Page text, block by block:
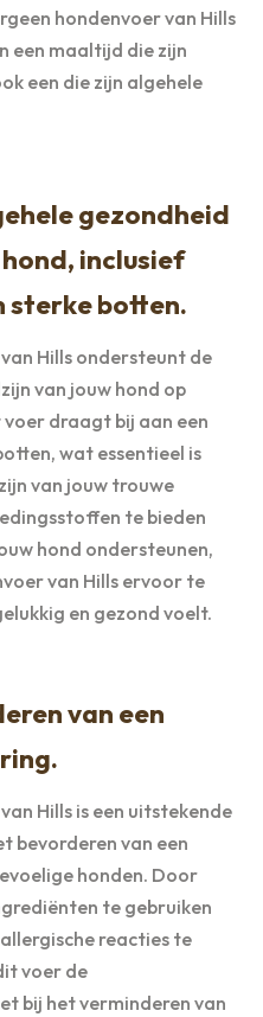
hondenvoer van Hills
een maaltijd die zijn
een die zijn algehele
gezondheid
inclusief
sterke botten.
Hills ondersteunt de
van jouw hond op
draagt bij aan een
wat essentieel is
van jouw trouwe
te bieden
hond ondersteunen,
van Hills ervoor te
en gezond voelt.
van een
Hills is een uitstekende
bevorderen van een
honden. Door
te gebruiken
reacties te
voer de
bij het verminderen van